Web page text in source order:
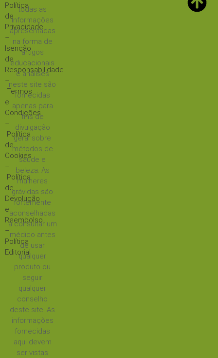
Política
de
Privacidade
–
Isenção
de
Responsabilidade
–
Termos
e
Condições
–
Política
de
Cookies
–
Política
de
Devolução
e
Reembolso
–
Política
Editorial
todas as
informações
apresentadas
na forma de
artigos
educacionais
e análises
neste site são
fornecidas
apenas para
fins de
divulgação
geral sobre
métodos de
saúde e
beleza. As
mulheres
grávidas são
fortemente
aconselhadas
a consultar um
médico antes
de usar
qualquer
produto ou
seguir
qualquer
conselho
deste site. As
informações
fornecidas
aqui devem
ser vistas